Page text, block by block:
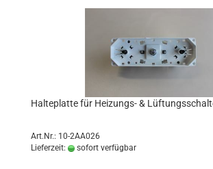
Halteplatte für Heizungs- &
Art.Nr.: 10-2AA026
Lieferzeit:
sofort verfügbar